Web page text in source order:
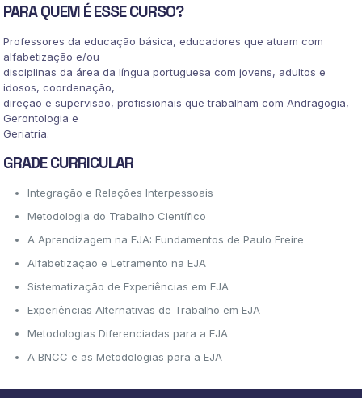
PARA QUEM É ESSE CURSO?
Professores da educação básica, educadores que atuam com
alfabetização e/ou
disciplinas da área da língua portuguesa com jovens, adultos e
idosos, coordenação,
direção e supervisão, profissionais que trabalham com Andragogia,
Gerontologia e
Geriatria.
GRADE CURRICULAR
Integração e Relações Interpessoais
Metodologia do Trabalho Científico
A Aprendizagem na EJA: Fundamentos de Paulo Freire
Alfabetização e Letramento na EJA
Sistematização de Experiências em EJA
Experiências Alternativas de Trabalho em EJA
Metodologias Diferenciadas para a EJA
A BNCC e as Metodologias para a EJA